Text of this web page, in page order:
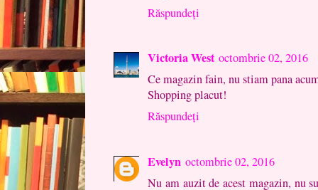
Răspundeți
Victoria West octombrie 02, 2016
Ce magazin fain, nu stiam pana
Shopping placut!
Răspundeți
Evelyn octombrie 02, 2016
Nu am auzit de acest magazin, nu